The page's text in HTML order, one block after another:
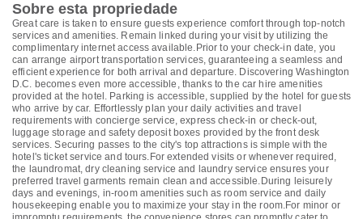
Sobre esta propriedade
Great care is taken to ensure guests experience comfort through top-notch
services and amenities. Remain linked during your visit by utilizing the
complimentary internet access available.Prior to your check-in date, you
can arrange airport transportation services, guaranteeing a seamless and
efficient experience for both arrival and departure. Discovering Washington
D.C. becomes even more accessible, thanks to the car hire amenities
provided at the hotel. Parking is accessible, supplied by the hotel for guests
who arrive by car. Effortlessly plan your daily activities and travel
requirements with concierge service, express check-in or check-out,
luggage storage and safety deposit boxes provided by the front desk
services. Securing passes to the city's top attractions is simple with the
hotel's ticket service and tours.For extended visits or whenever required,
the laundromat, dry cleaning service and laundry service ensures your
preferred travel garments remain clean and accessible.During leisurely
days and evenings, in-room amenities such as room service and daily
housekeeping enable you to maximize your stay in the room.For minor or